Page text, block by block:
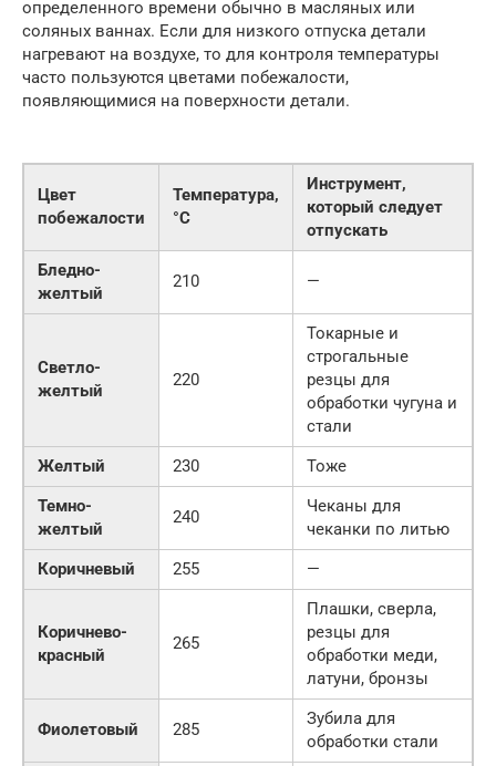
определенного времени обычно в масляных или
соляных ваннах. Если для низкого отпуска детали
нагревают на воздухе, то для контроля температуры
часто пользуются цветами побежалости,
появляющимися на поверхности детали.
Цвет
побежалости
Температура,
°С
Инструмент,
который следует
отпускать
Бледно-
желтый
210 —
Светло-
желтый
220
Токарные и
строгальные
резцы для
обработки чугуна и
стали
Желтый
230
Тоже
Темно-
желтый
240
Чеканы для
чеканки по литью
Коричневый
255 —
Коричнево-
красный
265
Плашки, сверла,
резцы для
обработки меди,
латуни, бронзы
Фиолетовый 285
Зубила для
обработки стали